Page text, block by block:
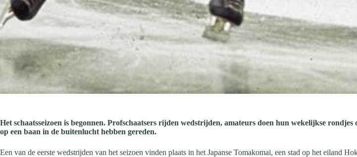
Het schaatsseizoen is begonnen. Profschaatsers rijden wedstrijden, amateurs doen hun wekelijkse
op een baan in de buitenlucht hebben gereden.
Een van de eerste wedstrijden van het seizoen vinden plaats in het Japanse Tomakomai, een stad op het eiland